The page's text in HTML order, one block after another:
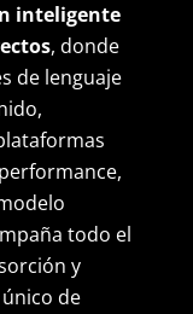
inteligente
, donde
de lenguaje
todo el
y
de